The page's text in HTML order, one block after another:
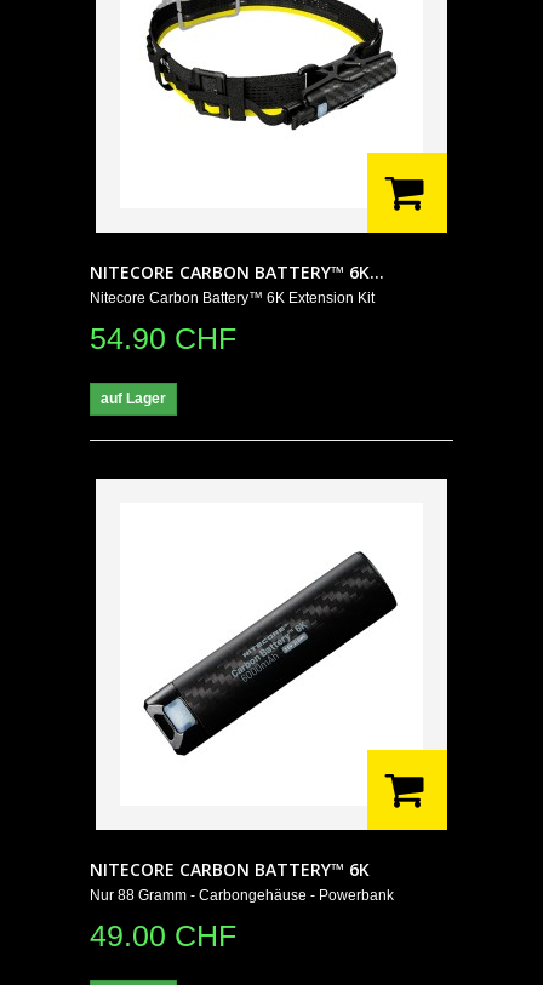
NITECORE CARBON BATTERY™ 6K...
Nitecore Carbon Battery™ 6K Extension Kit
54.90 CHF
auf Lager
NITECORE CARBON BATTERY™ 6K
Nur 88 Gramm - Carbongehäuse - Powerbank
49.00 CHF